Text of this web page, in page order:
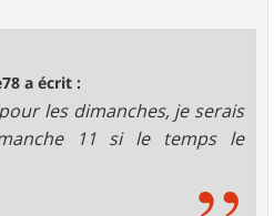
a écrit :
les dimanches, je serais
11 si le temps le